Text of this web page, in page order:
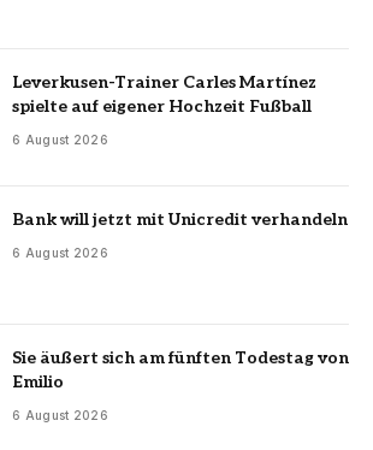
Leverkusen-Trainer Carles Martínez
spielte auf eigener Hochzeit Fußball
6 August 2026
Bank will jetzt mit Unicredit verhandeln
6 August 2026
Sie äußert sich am fünften Todestag von
Emilio
6 August 2026